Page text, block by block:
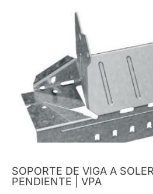
SOPORTE DE VIGA A
PENDIENTE | VPA